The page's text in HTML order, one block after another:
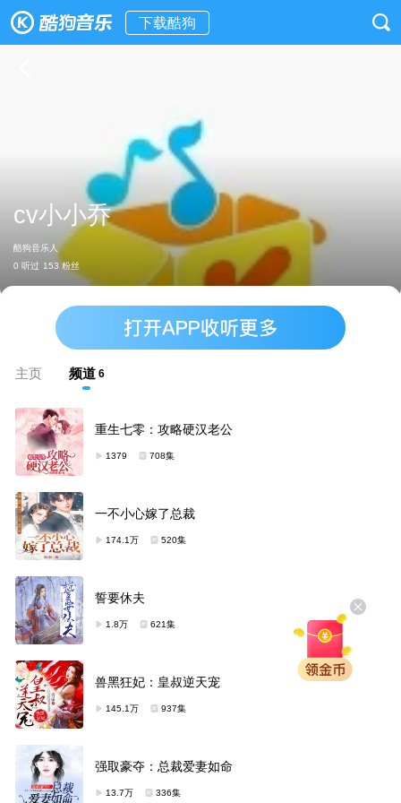
下载酷狗
cv小小乔
酷狗音乐人
0 听过 153 粉丝
主页 频道 6
重生七零：攻略硬汉老公
1379 708集
一不小心嫁了总裁
174.1万 520集
誓要休夫
1.8万 621集
兽黑狂妃：皇叔逆天宠
145.1万 937集
强取豪夺：总裁爱妻如命
13.7万 336集